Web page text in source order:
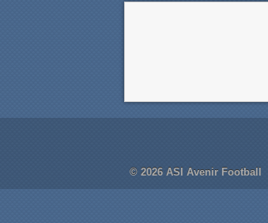
© 2026 ASI Avenir Football